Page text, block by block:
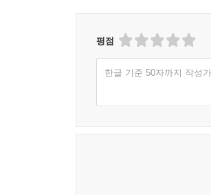
할까요? 예배에 참석하다
짚어 설명해 드리겠습니다.
평점
한글 기준 50자까지 작성